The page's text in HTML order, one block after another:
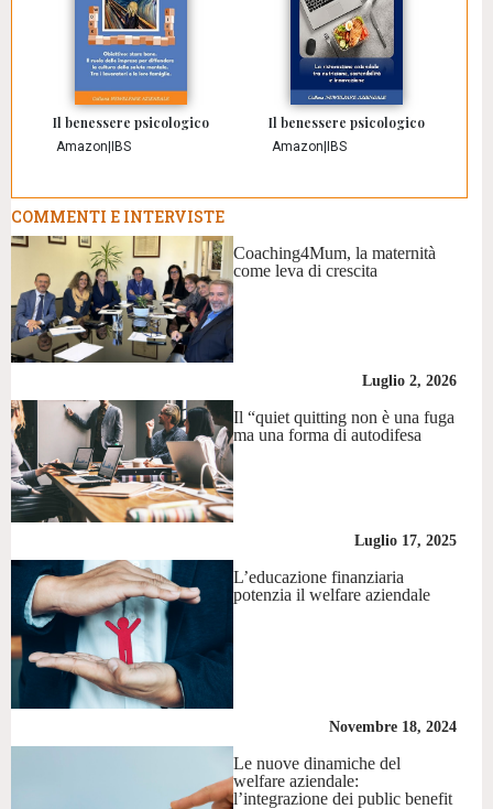
Il benessere psicologico
Amazon|IBS
Il benessere psicologico
Amazon|IBS
COMMENTI E INTERVISTE
Coaching4Mum, la maternità
come leva di crescita
Luglio 2, 2026
Il “quiet quitting non è una fuga
ma una forma di autodifesa
Luglio 17, 2025
L’educazione finanziaria
potenzia il welfare aziendale
Novembre 18, 2024
Le nuove dinamiche del
welfare aziendale:
l’integrazione dei public benefit